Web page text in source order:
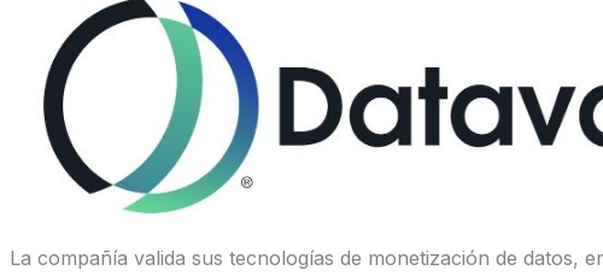
La compañía valida sus tecnologías de monetización de datos,